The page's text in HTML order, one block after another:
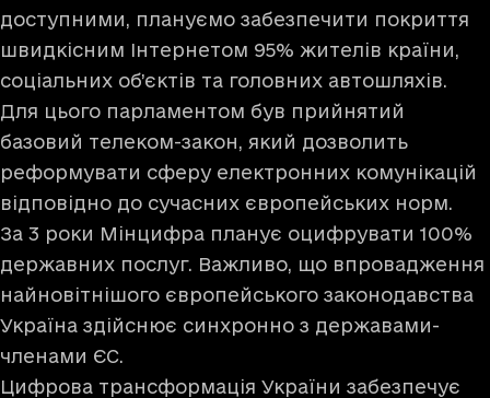
доступними, плануємо забезпечити покриття
швидкісним Інтернетом 95% жителів країни,
соціальних об’єктів та головних автошляхів.
Для цього парламентом був прийнятий
базовий телеком-закон, який дозволить
реформувати сферу електронних комунікацій
відповідно до сучасних європейських норм.
За 3 роки Мінцифра планує оцифрувати 100%
державних послуг. Важливо, що впровадження
найновітнішого європейського законодавства
Україна здійснює синхронно з державами-
членами ЄС.
Цифрова трансформація України забезпечує